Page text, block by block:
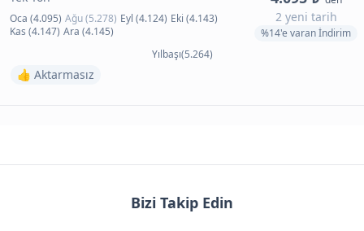
Oca (4.095) Ağu (5.278) Eyl (4.124) Eki (4.143)
Kas (4.147) Ara (4.145)
2 yeni tarih
%14'e varan İndirim
Yılbaşı(5.264)
👍 Aktarmasız
Bizi Takip Edin